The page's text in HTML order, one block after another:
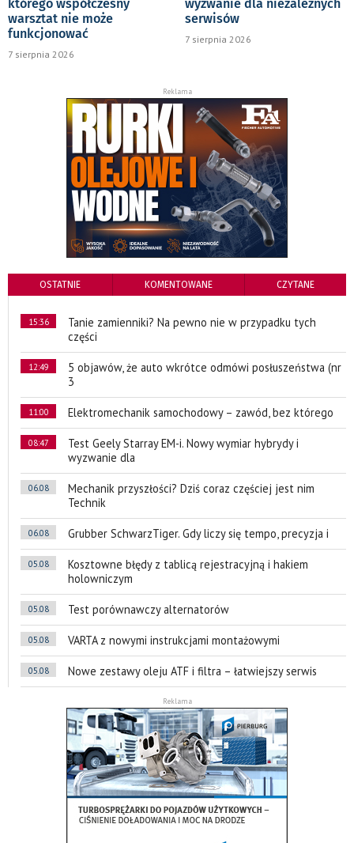
którego współczesny
warsztat nie może
funkcjonować
7 sierpnia 2026
wyzwanie dla niezależnych
serwisów
7 sierpnia 2026
Reklama
OSTATNIE KOMENTOWANE CZYTANE
15:36
Tanie zamienniki? Na pewno nie w przypadku tych
części
12:49
5 objawów, że auto wkrótce odmówi posłuszeństwa (nr
3
11:00 Elektromechanik samochodowy – zawód, bez którego
08:47
Test Geely Starray EM-i. Nowy wymiar hybrydy i
wyzwanie dla
06.08
Mechanik przyszłości? Dziś coraz częściej jest nim
Technik
06.08 Grubber SchwarzTiger. Gdy liczy się tempo, precyzja i
05.08
Kosztowne błędy z tablicą rejestracyjną i hakiem
holowniczym
05.08 Test porównawczy alternatorów
05.08 VARTA z nowymi instrukcjami montażowymi
05.08 Nowe zestawy oleju ATF i filtra – łatwiejszy serwis
Reklama